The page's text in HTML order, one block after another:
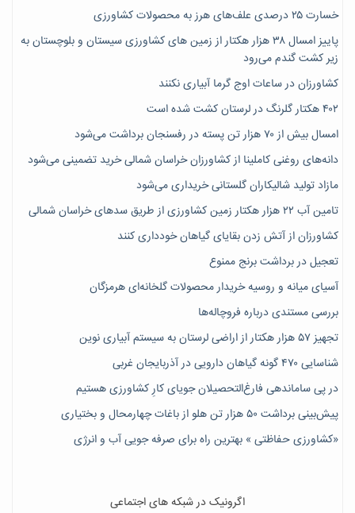
خسارت ۲۵ درصدی علف‌های هرز به محصولات کشاورزی
پاییز امسال ۳۸ هزار هکتار از زمین های کشاورزی سیستان و بلوچستان به
زیر کشت گندم می‌رود
کشاورزان در ساعات اوج گرما آبیاری نکنند
۴۰۲ هکتار گلرنگ در لرستان کشت شده است
امسال بیش از ۷۰ هزار تن پسته در رفسنجان برداشت می‌شود
دانه‌های روغنی کاملینا از کشاورزان خراسان شمالی خرید تضمینی می‌شود
مازاد تولید شالیکاران گلستانی خریداری می‌شود
تامین آب ۲۲ هزار هکتار زمین کشاورزی از طریق سدهای خراسان شمالی
کشاورزان از آتش زدن بقایای گیاهان خودداری کنند
تعجیل در برداشت برنج ممنوع
آسیای میانه و روسیه خریدار محصولات گلخانه‌ای هرمزگان
بررسی مستندی درباره فروچاله‌ها
تجهیز ۵۷ هزار هکتار از اراضی لرستان به سیستم آبیاری نوین
شناسایی ۴۷٠ گونه گیاهان دارویی در آذربایجان غربی
در پی ساماندهی فارغ‌التحصیلان جویای کارِ کشاورزی هستیم
پیش‎‌بینی برداشت ۵۰ هزار تن هلو از باغات چهارمحال و بختیاری
«کشاورزی حفاظتی » بهترین راه برای صرفه جویی آب و انرژی
اگرونیک در شبکه های اجتماعی